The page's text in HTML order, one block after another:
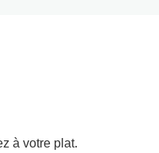
à votre plat.